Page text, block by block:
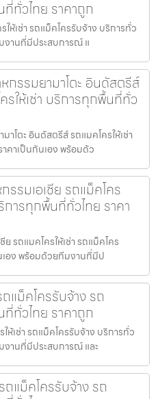
ที่ทั่วไทย ราคาถูก
ห้เช่า รถแม็คโครรับจ้าง บริการทั่ว
งานที่มีประสบการณ์ แ
กรรมยามาโตะ อินดัสตรีส์
รให้เช่า บริการทุกพื้นที่ทั่ว
โตะ อินดัสตรีส์ รถแมคโครให้เช่า
คาเป็นกันเอง พร้อมด้ว
รรมเอเชีย รถแม็คโคร
การทุกพื้นที่ทั่วไทย ราคา
รถแมคโครให้เช่า รถแม็คโคร
เอง พร้อมด้วยทีมงานที่มีป
แม็คโครรับจ้าง รถ
ที่ทั่วไทย ราคาถูก
ห้เช่า รถแม็คโครรับจ้าง บริการทั่ว
งานที่มีประสบการณ์ และ
ถแม็คโครรับจ้าง รถ